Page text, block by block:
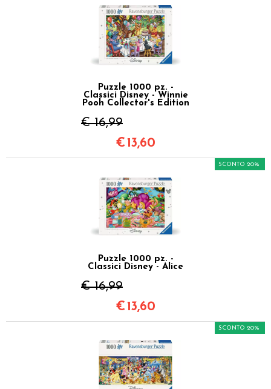
Puzzle 1000 pz. -
Classici Disney - Winnie
Pooh Collector's Edition
€ 16,99
€ 13,60
Puzzle 1000 pz. -
Classici Disney - Alice
€ 16,99
SCONTO 20%
€ 13,60
SCONTO 20%